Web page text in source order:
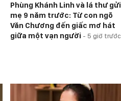
Phùng Khánh Linh và lá thư gửi
mẹ 9 năm trước: Từ con ngõ
Văn Chương đến giấc mơ hát
giữa một vạn người - 5 giờ trước